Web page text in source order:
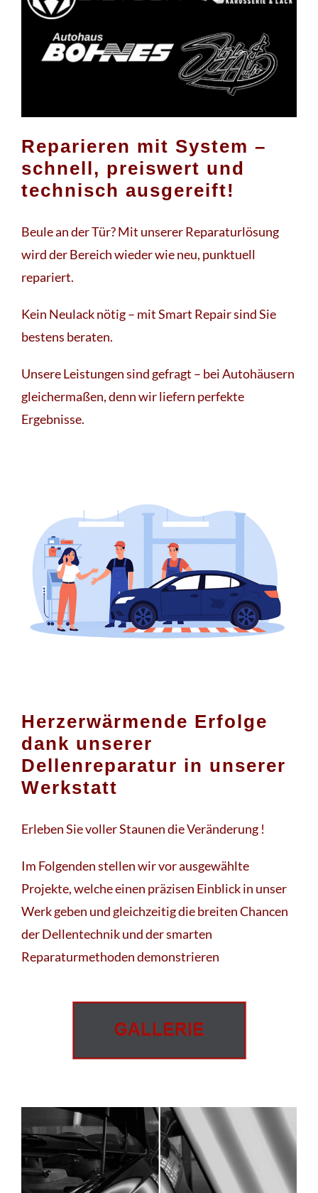
Reparieren mit System –
schnell, preiswert und
technisch ausgereift!
Beule an der Tür? Mit unserer Reparaturlösung
wird der Bereich wieder wie neu, punktuell
repariert.
Kein Neulack nötig – mit Smart Repair sind Sie
bestens beraten.
Unsere Leistungen sind gefragt – bei Autohäusern
gleichermaßen, denn wir liefern perfekte
Ergebnisse.
Herzerwärmende Erfolge
dank unserer
Dellenreparatur in unserer
Werkstatt
Erleben Sie voller Staunen die Veränderung !
Im Folgenden stellen wir vor ausgewählte
Projekte, welche einen präzisen Einblick in unser
Werk geben und gleichzeitig die breiten Chancen
der Dellentechnik und der smarten
Reparaturmethoden demonstrieren